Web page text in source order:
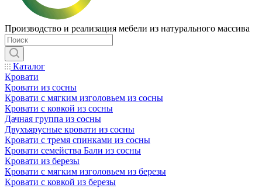
Производство и реализация мебели из натурального массива
Каталог
Кровати
Кровати из сосны
Кровати с мягким изголовьем из сосны
Кровати с ковкой из сосны
Дачная группа из сосны
Двухъярусные кровати из сосны
Кровати с тремя спинками из сосны
Кровати семейства Бали из сосны
Кровати из березы
Кровати с мягким изголовьем из березы
Кровати с ковкой из березы